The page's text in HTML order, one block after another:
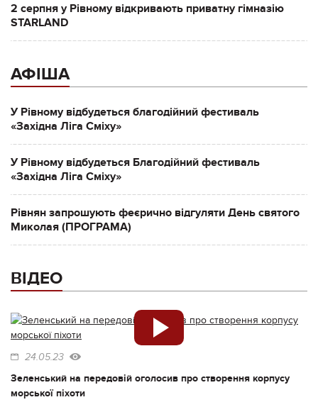
2 серпня у Рівному відкривають приватну гімназію
STARLAND
АФІША
У Рівному відбудеться благодійний фестиваль
«Західна Ліга Сміху»
У Рівному відбудеться Благодійний фестиваль
«Західна Ліга Сміху»
Рівнян запрошують феєрично відгуляти День святого
Миколая (ПРОГРАМА)
ВІДЕО
24.05.23
Зеленський на передовій оголосив про створення корпусу
морської піхоти